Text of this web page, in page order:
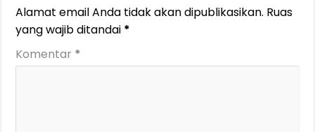
Alamat email Anda tidak akan dipublikasikan. Ruas
yang wajib ditandai *
Komentar *